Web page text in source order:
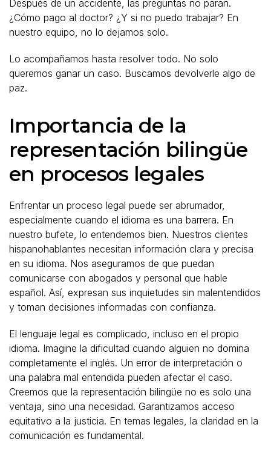
Después de un accidente, las preguntas no paran.
¿Cómo pago al doctor? ¿Y si no puedo trabajar? En
nuestro equipo, no lo dejamos solo.
Lo acompañamos hasta resolver todo. No solo
queremos ganar un caso. Buscamos devolverle algo de
paz.
Importancia de la
representación bilingüe
en procesos legales
Enfrentar un proceso legal puede ser abrumador,
especialmente cuando el idioma es una barrera. En
nuestro bufete, lo entendemos bien. Nuestros clientes
hispanohablantes necesitan información clara y precisa
en su idioma. Nos aseguramos de que puedan
comunicarse con abogados y personal que hable
español. Así, expresan sus inquietudes sin malentendidos
y toman decisiones informadas con confianza.
El lenguaje legal es complicado, incluso en el propio
idioma. Imagine la dificultad cuando alguien no domina
completamente el inglés. Un error de interpretación o
una palabra mal entendida pueden afectar el caso.
Creemos que la representación bilingüe no es solo una
ventaja, sino una necesidad. Garantizamos acceso
equitativo a la justicia. En temas legales, la claridad en la
comunicación es fundamental.